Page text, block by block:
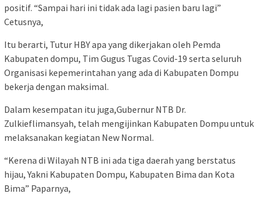
positif. “Sampai hari ini tidak ada lagi pasien baru lagi”
Cetusnya,
Itu berarti, Tutur HBY apa yang dikerjakan oleh Pemda
Kabupaten dompu, Tim Gugus Tugas Covid-19 serta seluruh
Organisasi kepemerintahan yang ada di Kabupaten Dompu
bekerja dengan maksimal.
Dalam kesempatan itu juga,Gubernur NTB Dr.
Zulkieflimansyah, telah mengijinkan Kabupaten Dompu untuk
melaksanakan kegiatan New Normal.
“Kerena di Wilayah NTB ini ada tiga daerah yang berstatus
hijau, Yakni Kabupaten Dompu, Kabupaten Bima dan Kota
Bima” Paparnya,